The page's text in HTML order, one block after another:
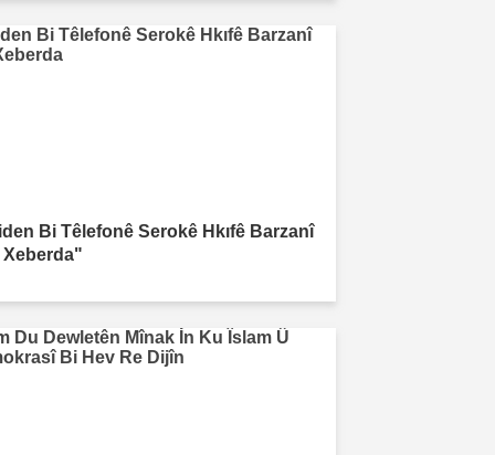
Bi Têlefonê Serokê Hkıfê Barzanî
Xeberda"